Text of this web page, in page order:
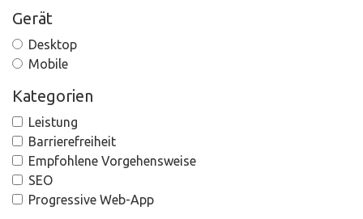
Gerät
Desktop
Mobile
Kategorien
Leistung
Barrierefreiheit
Empfohlene Vorgehensweise
SEO
Progressive Web-App